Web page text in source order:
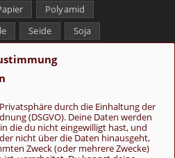
durch die Einhaltung der
(DSGVO). Deine Daten werden
die du nicht eingewilligt hast, und
nicht über die Daten hinausgeht,
Zweck (oder mehrere Zwecke)
Polyamid
Seide
Soja